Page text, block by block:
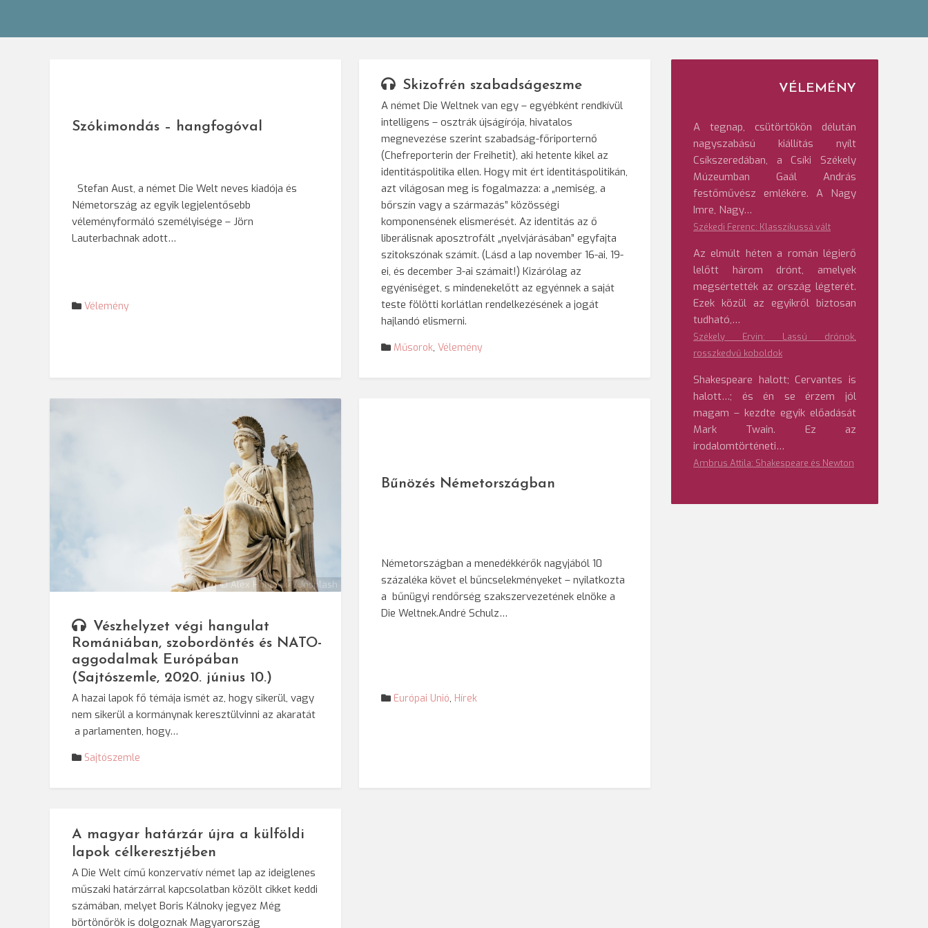
Szókimondás – hangfogóval
Stefan Aust, a német Die Welt neves kiadója és
Németország az egyik legjelentősebb
véleményformáló személyisége – Jörn
Lauterbachnak adott…
Vélemény
Skizofrén szabadságeszme
A német Die Weltnek van egy – egyébként rendkívül
intelligens – osztrák újságírója, hivatalos
megnevezése szerint szabadság-főriporternő
(Chefreporterin der Freihetit), aki hetente kikel az
identitáspolitika ellen. Hogy mit ért identitáspolitikán,
azt világosan meg is fogalmazza: a „nemiség, a
bőrszín vagy a származás” közösségi
komponensének elismerését. Az identitás az ő
liberálisnak aposztrofált „nyelvjárásában” egyfajta
szitokszónak számít. (Lásd a lap november 16-ai, 19-
ei, és december 3-ai számait!) Kizárólag az
egyéniséget, s mindenekelőtt az egyénnek a saját
teste fölötti korlátlan rendelkezésének a jogát
hajlandó elismerni.
Műsorok,Vélemény
© Alex Holyoake/Unsplash
Vészhelyzet végi hangulat
Romániában, szobordöntés és NATO-
aggodalmak Európában
(Sajtószemle, 2020. június 10.)
A hazai lapok fő témája ismét az, hogy sikerül, vagy
nem sikerül a kormánynak keresztülvinni az akaratát
a parlamenten, hogy…
Sajtószemle
Bűnözés Németországban
Németországban a menedékkérők nagyjából 10
százaléka követ el bűncselekményeket – nyilatkozta
a bűnügyi rendőrség szakszervezetének elnöke a
Die Weltnek.André Schulz…
Európai Unió, Hírek
A magyar határzár újra a külföldi
lapok célkeresztjében
A Die Welt című konzervatív német lap az ideiglenes
műszaki határzárral kapcsolatban közölt cikket keddi
számában, melyet Boris Kálnoky jegyez Még
börtönőrök is dolgoznak Magyarország
VÉLEMÉNY
A tegnap, csütörtökön délután
nagyszabású kiállítás nyílt
Csíkszeredában, a Csíki Székely
Múzeumban Gaál András
festőművész emlékére. A Nagy
Imre, Nagy…
Székedi Ferenc: Klasszikussá vált
Az elmúlt héten a román légierő
lelőtt három drónt, amelyek
megsértették az ország légterét.
Ezek közül az egyikről biztosan
tudható,…
Székely Ervin: Lassú drónok,
rosszkedvű koboldok
Shakespeare halott; Cervantes is
halott…; és én se érzem jól
magam – kezdte egyik előadását
Mark Twain. Ez az
irodalomtörténeti…
Ambrus Attila: Shakespeare és Newton